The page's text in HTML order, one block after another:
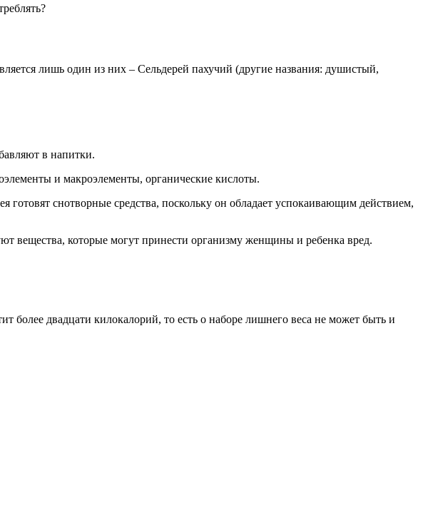
лишь один из них – Сельдерей пахучий (другие названия: душистый,
в напитки.
и макроэлементы, органические кислоты.
готовят снотворные средства, поскольку он обладает успокаивающим действием,
вещества, которые могут принести организму женщины и ребенка вред.
более двадцати килокалорий, то есть о наборе лишнего веса не может быть и